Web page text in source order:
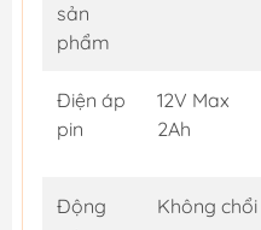
sản
phẩm
Điện áp
pin
12V Max
2Ah
Động
Không